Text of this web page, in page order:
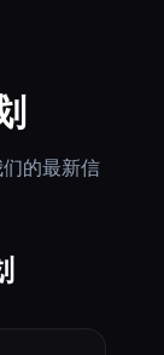
的最新信